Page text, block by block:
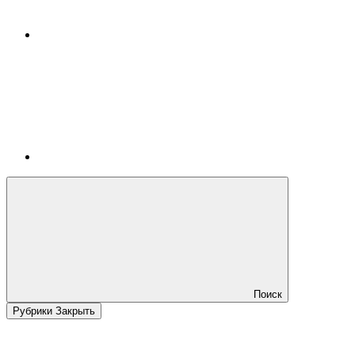
Поиск
Рубрики Закрыть